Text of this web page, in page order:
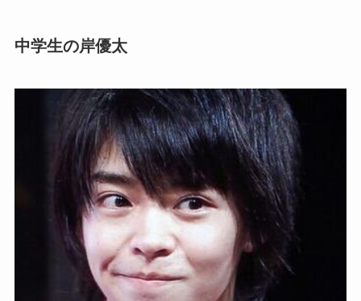
中学生の岸優太